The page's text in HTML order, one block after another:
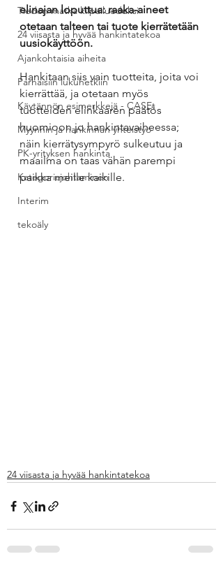
Tiedon matka kilpailueduksi
24 viisasta ja hyvää hankintatekoa
Ajankohtaisia aiheita
Parhaisiin lukuhetkiin
Käytännön esimerkkejä - CASEt
Myynnin ja hankinnan yhteistyö
PK-yrityksen hankinta
Kategoriajohtaminen
Interim
tekoäly
elinajan loputtua: raaka-aineet
otetaan talteen tai tuote kierrätetään
uusiokäyttöön.
Hankitaan siis vain tuotteita, joita voi
kierrättää, ja otetaan myös
tuotteiden elinkaaren päätös
huomioon jo hankintavaiheessa;
näin kierrätysympyrö sulkeutuu ja
maailma on taas vähän parempi
paikka meille kaikille.
24 viisasta ja hyvää hankintatekoa